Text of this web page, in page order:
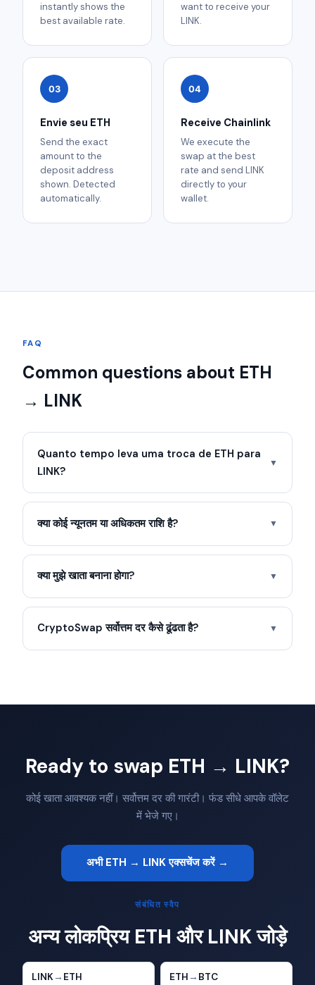
instantly shows the
best available rate.
want to receive your
LINK.
03
Envie seu ETH
Send the exact
amount to the
deposit address
shown. Detected
automatically.
04
Receive Chainlink
We execute the
swap at the best
rate and send LINK
directly to your
wallet.
FAQ
Common questions about ETH
→ LINK
Quanto tempo leva uma troca de ETH para
LINK?
▼
क्या कोई न्यूनतम या अधिकतम राशि है? ▼
क्या मुझे खाता बनाना होगा? ▼
CryptoSwap सर्वोत्तम दर कैसे ढूंढता है? ▼
Ready to swap ETH → LINK?
कोई खाता आवश्यक नहीं। सर्वोत्तम दर की गारंटी। फंड सीधे आपके वॉलेट
में भेजे गए।
अभी ETH → LINK एक्सचेंज करें →
संबंधित स्वैप
अन्य लोकप्रिय ETH और LINK जोड़े
LINK→ ETH ETH → BTC